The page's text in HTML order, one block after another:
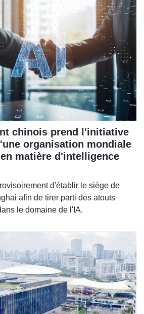
chinois prend l'initiative
organisation mondiale
matière d'intelligence
d'établir le siège de
afin de tirer parti des atouts
le domaine de l'IA.